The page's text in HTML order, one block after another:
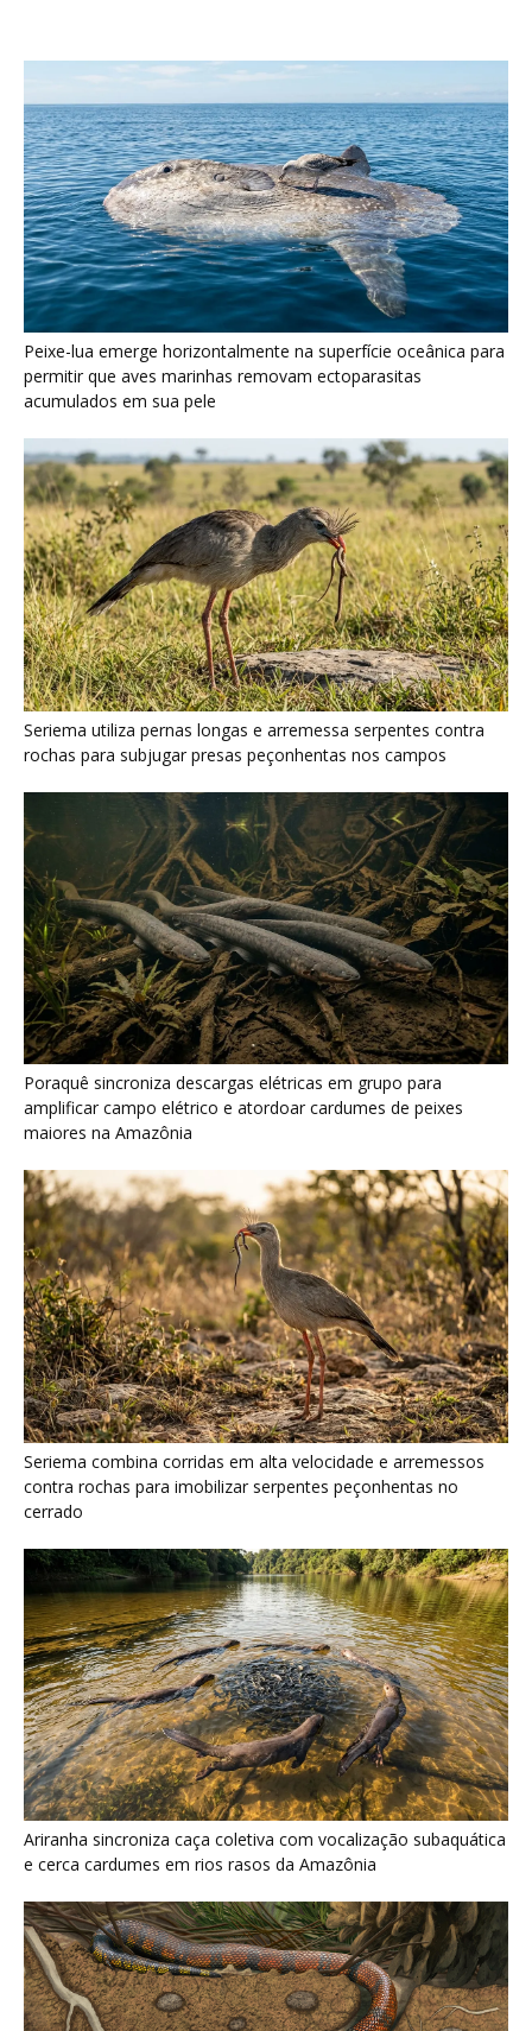
Seriema utiliza pernas longas e arremessa serpentes contra
rochas para subjugar presas peçonhentas nos campos
Poraquê sincroniza descargas elétricas em grupo para
amplificar campo elétrico e atordoar cardumes de peixes
maiores na Amazônia
Seriema combina corridas em alta velocidade e arremessos
contra rochas para imobilizar serpentes peçonhentas no
cerrado
Ariranha sincroniza caça coletiva com vocalização subaquática
e cerca cardumes em rios rasos da Amazônia
Serpente escavadora brasileira Tametara mirim reescreve a
evolução dos répteis
Últimas noticias
Nova espécie de rã é descoberta em florestas